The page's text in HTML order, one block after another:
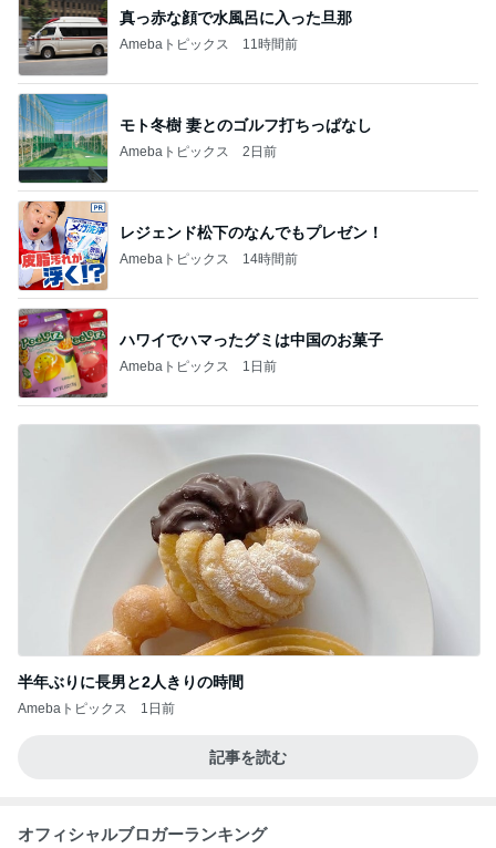
真っ赤な顔で水風呂に入った旦那
Amebaトピックス 11時間前
モト冬樹 妻とのゴルフ打ちっぱなし
Amebaトピックス 2日前
レジェンド松下のなんでもプレゼン！
Amebaトピックス 14時間前
ハワイでハマったグミは中国のお菓子
Amebaトピックス 1日前
半年ぶりに長男と2人きりの時間
Amebaトピックス 1日前
記事を読む
オフィシャルブロガーランキング